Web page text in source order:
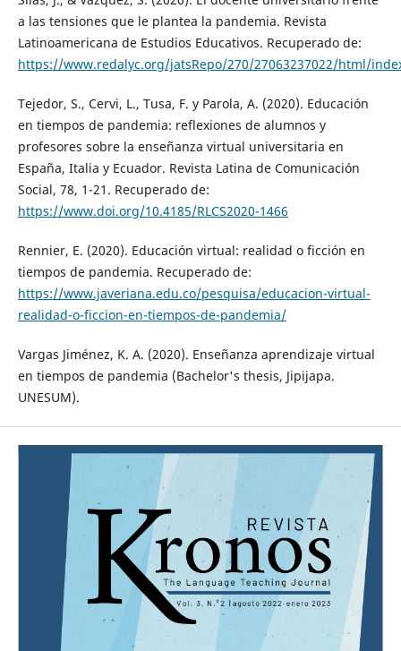
a las tensiones que le plantea la pandemia. Revista
Latinoamericana de Estudios Educativos. Recuperado de:
https://www.redalyc.org/jatsRepo/270/27063237022/html/
Tejedor, S., Cervi, L., Tusa, F. y Parola, A. (2020). Educación
en tiempos de pandemia: reflexiones de alumnos y
profesores sobre la enseñanza virtual universitaria en
España, Italia y Ecuador. Revista Latina de Comunicación
Social, 78, 1-21. Recuperado de:
https://www.doi.org/10.4185/RLCS2020-1466
Rennier, E. (2020). Educación virtual: realidad o ficción en
tiempos de pandemia. Recuperado de:
https://www.javeriana.edu.co/pesquisa/educacion-virtual-
realidad-o-ficcion-en-tiempos-de-pandemia/
Vargas Jiménez, K. A. (2020). Enseñanza aprendizaje virtual
en tiempos de pandemia (Bachelor's thesis, Jipijapa.
UNESUM).